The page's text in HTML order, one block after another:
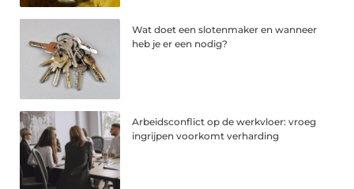
Wat doet een slotenmaker en wanneer
heb je er een nodig?
Arbeidsconflict op de werkvloer: vroeg
ingrijpen voorkomt verharding